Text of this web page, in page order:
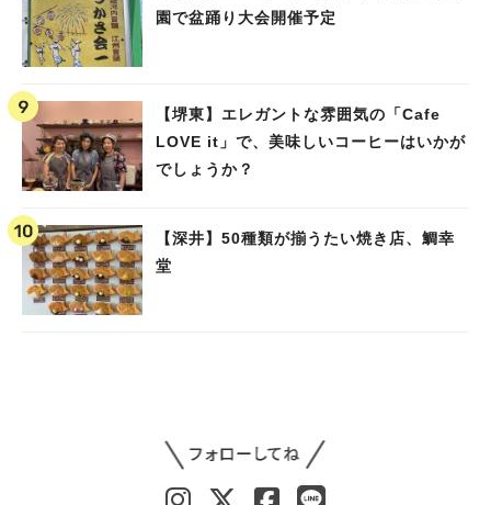
園で盆踊り大会開催予定
【堺東】エレガントな雰囲気の「Cafe
LOVE it」で、美味しいコーヒーはいかが
でしょうか？
【深井】50種類が揃うたい焼き店、鯛幸
堂